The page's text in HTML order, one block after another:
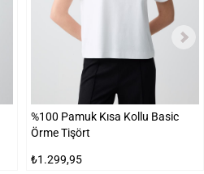
%100 Pamuk Kısa Kollu Basic
Örme Tişört
₺1.299,95